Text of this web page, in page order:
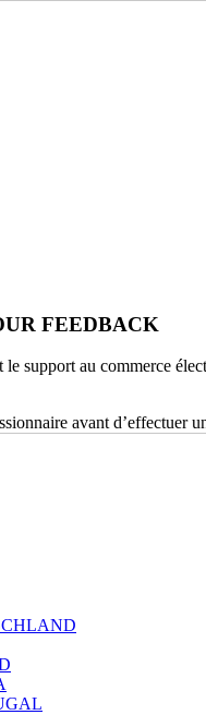
FEEDBACK
le support au commerce
avant d’effectuer